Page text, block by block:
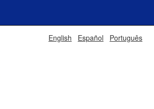
English Español Português